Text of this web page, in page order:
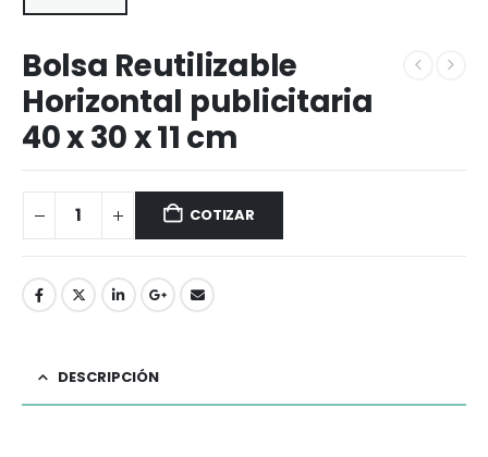
Bolsa Reutilizable
Horizontal publicitaria
40 x 30 x 11 cm
COTIZAR
DESCRIPCIÓN